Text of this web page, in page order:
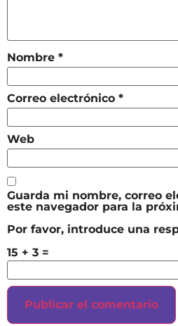
Nombre *
Correo electrónico *
Web
Guarda mi nombre, correo
este navegador para la
Por favor, introduce una
15 + 3 =